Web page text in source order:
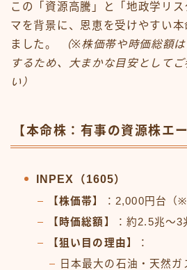
この「資源高騰」と「地政学リ
マを背景に、恩恵を受けやすい
ました。
（※株価帯や時価総額
するため、大まかな目安として
い）
【本命株：有事の資源株エー
INPEX（1605）
【株価帯】
：2,000円台（
【時価総額】
：約2.5兆〜3
【狙い目の理由】
：
日本最大の石油・天然